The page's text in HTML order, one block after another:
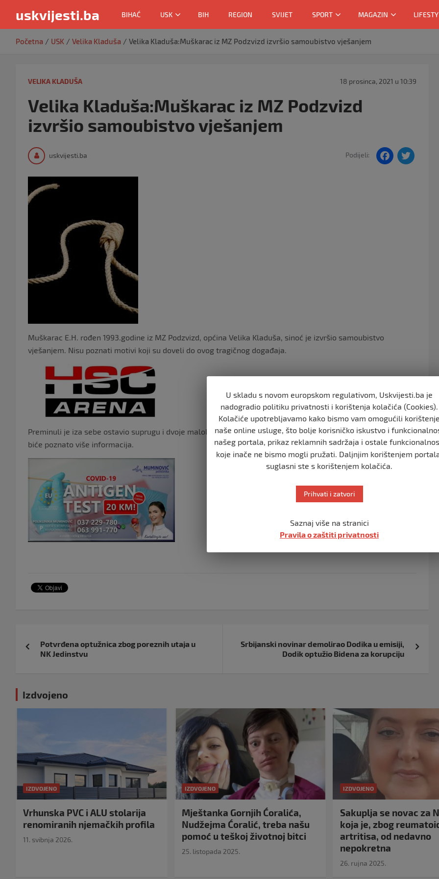
uskvijesti.ba BIHAĆ USK BIH REGION SVIJET SPORT MAGAZIN
Početna USK Velika Kladuša Velika Kladuša:Muškarac iz MZ Podzvizd izvršio samoubistvo vješanjem
VELIKA KLADUŠA 18 prosinca, 2021 u 10:39
Velika Kladuša:Muškarac iz MZ Podzvizd
izvršio samoubistvo vješanjem
uskvijesti.ba Podijeli:
F
Muškarac E.H. rođen 1993.godine iz MZ Podzvizd, općina Velika Kladuša, sinoć je izvršio samoubistvo
vješanjem. Nisu poznati motivi koji su doveli do ovog tragičnog događaja.
Preminuli je iza sebe ostavio suprugu i dvoje maloljetne djece. Policijski uviđaj je u toku i po završetku istog
biće poznato više informacija.
objava
Potvrđena optužnica zbog poreznih utaja u
NK Jedinstvu
Srbijanski novinar demolirao Dodika u emisiji,
Dodik optužio Bidena za korupciju
Izdvojeno
IZDVOJENO
Vrhunska PVC i ALU stolarija
renomiranih njemačkih profila
11. svibnja 2026.
IZDVOJENO
Mještanka Gornjih Ćoralića,
Nudžejma Ćoralić, treba našu
pomoć u teškoj životnoj bitci
25. listopada 2025.
IZDVOJENO
Sakuplja se novac za
koja je, zbog
artritisa, od nedavno
nepokretna
26. rujna 2025.
U skladu s novom europskom regulativom, Uskvijesti.ba je
nadogradio politiku privatnosti i korištenja kolačića (Cookies).
Kolačiće upotrebljavamo kako bismo vam omogućili
naše online usluge, što bolje korisničko iskustvo i
našeg portala, prikaz reklamnih sadržaja i ostale
koje inače ne bismo mogli pružati. Daljnjim korištenjem
suglasni ste s korištenjem kolačića.
Prihvati i zatvori
Saznaj više na stranici
Pravila o zaštiti privatnosti